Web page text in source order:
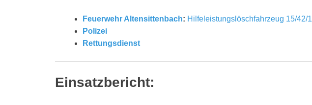
Feuerwehr Altensittenbach: Hilfeleistungslöschfahrzeug 15/42/1
Polizei
Rettungsdienst
Einsatzbericht: